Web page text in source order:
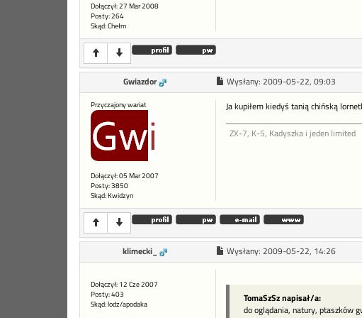
Dołączył: 27 Mar 2008
Posty: 264
Skąd: Chełm
Gwiazdor Wysłany: 2009-05-22, 09:03
Przyczajony wariat
Dołączył: 05 Mar 2007
Posty: 3850
Skąd: Kwidzyn
Ja kupiłem kiedyś tanią chińską
ZX-7, K-5, Kadyszka i jeden limited
klimecki_ Wysłany: 2009-05-22, 14:26
Dołączył: 12 Cze 2007
Posty: 403
Skąd: lodz/apodaka
TomaSzSz napisał/a:
do oglądania, natury, ptaszków